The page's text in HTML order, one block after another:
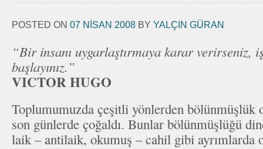
POSTED ON 07 NISAN 2008 BY YALÇIN GÜRAN
“Bir insanı uygarlaştırmaya karar verirseniz,
başlayınız.”
VICTOR HUGO
Toplumumuzda çeşitli yönlerden bölünmüşlük
son günlerde çoğaldı. Bunlar bölünmüşlüğü
laik – antilaik, okumuş – cahil gibi